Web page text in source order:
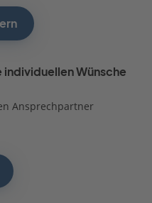
individuellen Wünsche
Ansprechpartner